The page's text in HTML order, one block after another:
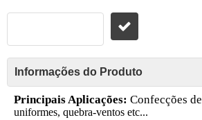
Informações do Produto
Principais Aplicações: Confecções de
uniformes, quebra-ventos etc...